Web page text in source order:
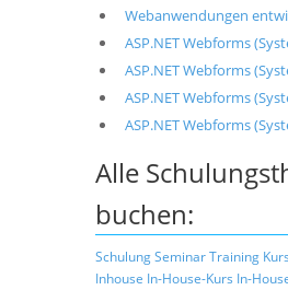
Webanwendungen
ASP.NET Webforms
ASP.NET Webforms
ASP.NET Webforms
ASP.NET Webforms
Alle
buchen:
SchulungSeminarTraining Kurs
Inhouse In-House-Kurs In-